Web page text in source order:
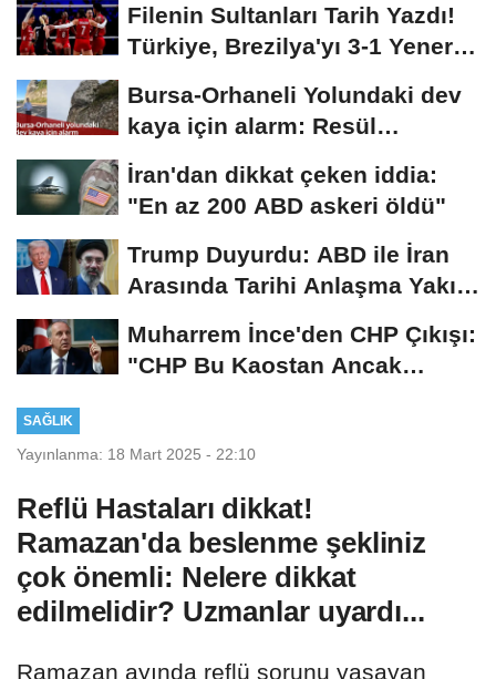
Filenin Sultanları Tarih Yazdı!
Türkiye, Brezilya'yı 3-1 Yenerek
Bursa-Orhaneli Yolundaki dev
kaya için alarm: Resül
Kaplan'dan yetkililere...
İran'dan dikkat çeken iddia:
"En az 200 ABD askeri öldü"
Trump Duyurdu: ABD ile İran
Arasında Tarihi Anlaşma Yakın!
Muharrem İnce'den CHP Çıkışı:
"CHP Bu Kaostan Ancak
SAĞLIK
Yayınlanma: 18 Mart 2025 - 22:10
Reflü Hastaları dikkat!
Ramazan'da beslenme şekliniz
çok önemli: Nelere dikkat
edilmelidir? Uzmanlar uyardı...
Ramazan ayında reflü sorunu yaşayan